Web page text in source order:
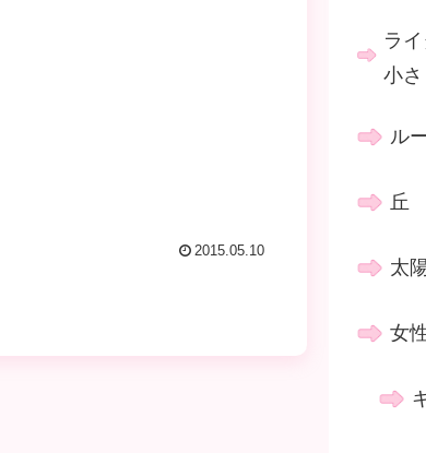
2015.05.10
ラ
小さ
ル
丘
太
女